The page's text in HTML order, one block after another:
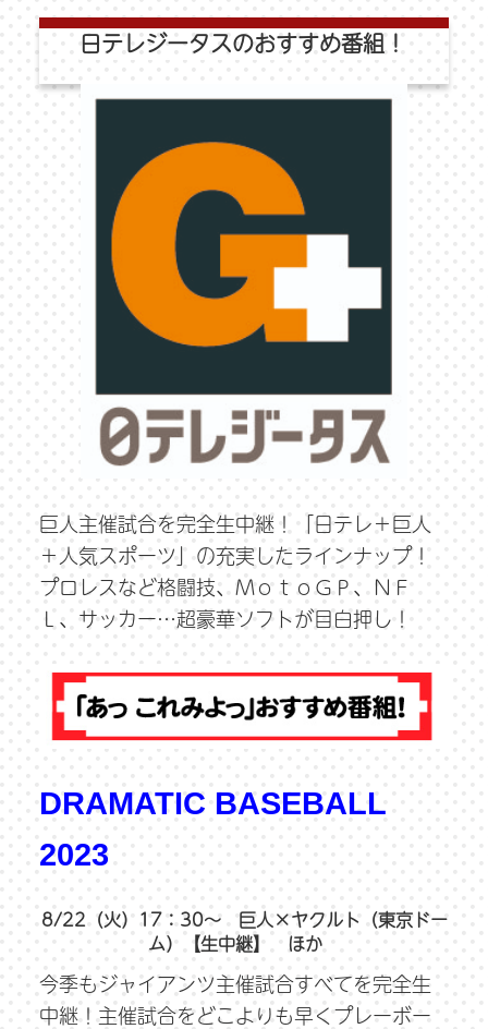
日テレジータスのおすすめ番組！
巨人主催試合を完全生中継！「日テレ＋巨人
＋人気スポーツ」の充実したラインナップ！
プロレスなど格闘技、ＭｏｔｏＧＰ、ＮＦ
Ｌ、サッカー…超豪華ソフトが目白押し！
DRAMATIC BASEBALL
2023
8/22（火）17：30～ 巨人×ヤクルト（東京ドー
ム）【生中継】 ほか
今季もジャイアンツ主催試合すべてを完全生
中継！主催試合をどこよりも早くプレーボー